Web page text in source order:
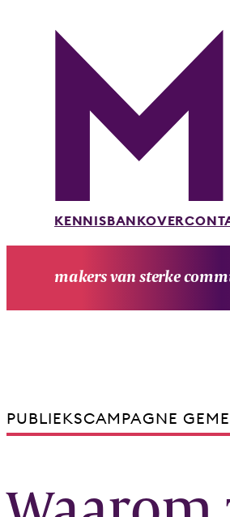
KENNISBANKOVER
makers van sterke
PUBLIEKSCAMPAGNE